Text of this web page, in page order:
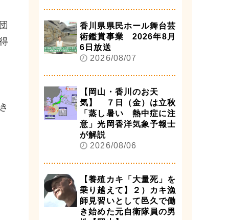
香川県県民ホール舞台芸
術鑑賞事業 2026年8月
6日放送
2026/08/07
【岡山・香川のお天
気】 ７日（金）は立秋
「蒸し暑い 熱中症に注
意」光岡香洋気象予報士
が解説
2026/08/06
【養殖カキ「大量死」を
乗り越えて】２）カキ漁
師見習いとして邑久で働
き始めた元自衛隊員の男